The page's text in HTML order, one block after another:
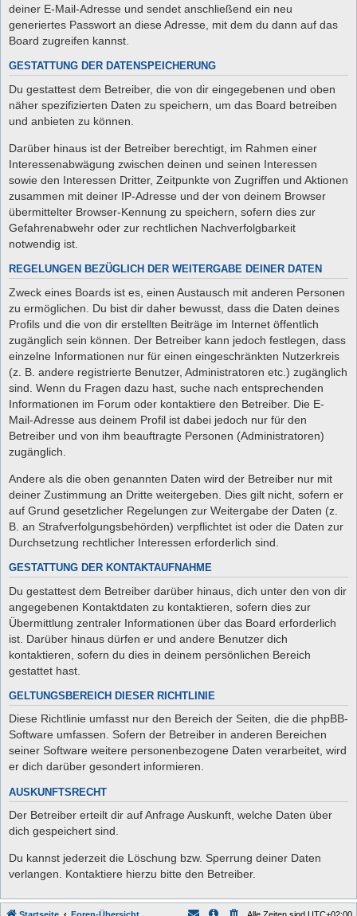
deiner E-Mail-Adresse und sendet anschließend ein neu
generiertes Passwort an diese Adresse, mit dem du dann auf das
Board zugreifen kannst.
GESTATTUNG DER DATENSPEICHERUNG
Du gestattest dem Betreiber, die von dir eingegebenen und oben
näher spezifizierten Daten zu speichern, um das Board betreiben
und anbieten zu können.
Darüber hinaus ist der Betreiber berechtigt, im Rahmen einer
Interessenabwägung zwischen deinen und seinen Interessen
sowie den Interessen Dritter, Zeitpunkte von Zugriffen und Aktionen
zusammen mit deiner IP-Adresse und der von deinem Browser
übermittelter Browser-Kennung zu speichern, sofern dies zur
Gefahrenabwehr oder zur rechtlichen Nachverfolgbarkeit
notwendig ist.
REGELUNGEN BEZÜGLICH DER WEITERGABE DEINER DATEN
Zweck eines Boards ist es, einen Austausch mit anderen Personen
zu ermöglichen. Du bist dir daher bewusst, dass die Daten deines
Profils und die von dir erstellten Beiträge im Internet öffentlich
zugänglich sein können. Der Betreiber kann jedoch festlegen, dass
einzelne Informationen nur für einen eingeschränkten Nutzerkreis
(z. B. andere registrierte Benutzer, Administratoren etc.) zugänglich
sind. Wenn du Fragen dazu hast, suche nach entsprechenden
Informationen im Forum oder kontaktiere den Betreiber. Die E-
Mail-Adresse aus deinem Profil ist dabei jedoch nur für den
Betreiber und von ihm beauftragte Personen (Administratoren)
zugänglich.
Andere als die oben genannten Daten wird der Betreiber nur mit
deiner Zustimmung an Dritte weitergeben. Dies gilt nicht, sofern er
auf Grund gesetzlicher Regelungen zur Weitergabe der Daten (z.
B. an Strafverfolgungsbehörden) verpflichtet ist oder die Daten zur
Durchsetzung rechtlicher Interessen erforderlich sind.
GESTATTUNG DER KONTAKTAUFNAHME
Du gestattest dem Betreiber darüber hinaus, dich unter den von dir
angegebenen Kontaktdaten zu kontaktieren, sofern dies zur
Übermittlung zentraler Informationen über das Board erforderlich
ist. Darüber hinaus dürfen er und andere Benutzer dich
kontaktieren, sofern du dies in deinem persönlichen Bereich
gestattet hast.
GELTUNGSBEREICH DIESER RICHTLINIE
Diese Richtlinie umfasst nur den Bereich der Seiten, die die phpBB-
Software umfassen. Sofern der Betreiber in anderen Bereichen
seiner Software weitere personenbezogene Daten verarbeitet, wird
er dich darüber gesondert informieren.
AUSKUNFTSRECHT
Der Betreiber erteilt dir auf Anfrage Auskunft, welche Daten über
dich gespeichert sind.
Du kannst jederzeit die Löschung bzw. Sperrung deiner Daten
verlangen. Kontaktiere hierzu bitte den Betreiber.